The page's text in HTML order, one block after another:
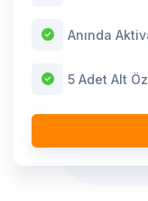
Anında
5 Adet Alt